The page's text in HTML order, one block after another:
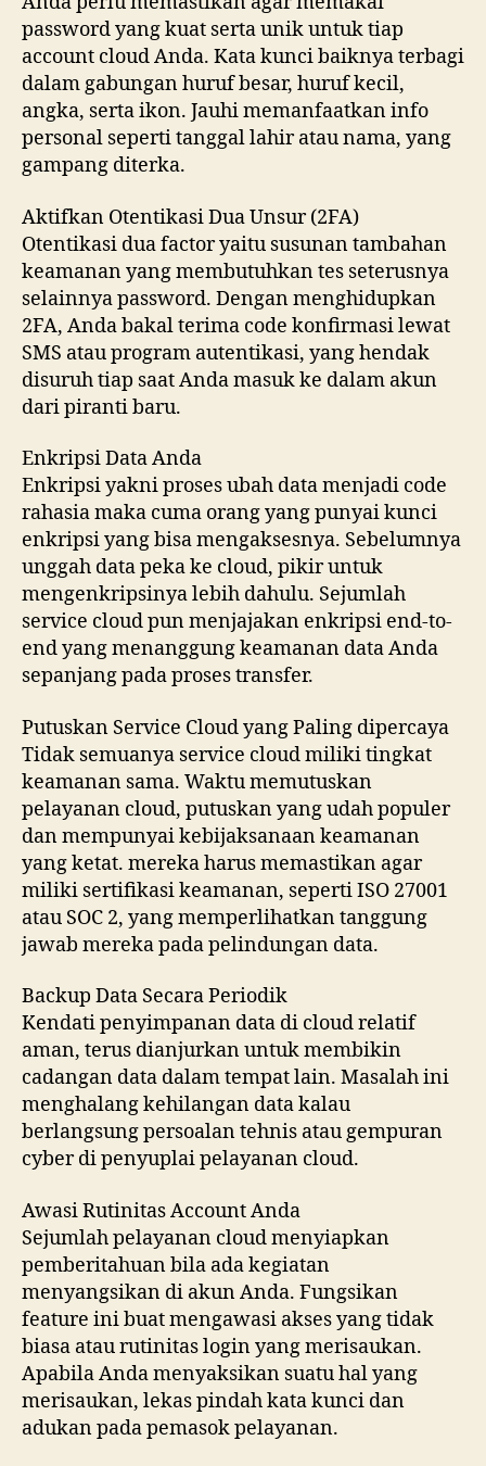
password yang kuat serta unik untuk tiap
account cloud Anda. Kata kunci baiknya terbagi
dalam gabungan huruf besar, huruf kecil,
angka, serta ikon. Jauhi memanfaatkan info
personal seperti tanggal lahir atau nama, yang
gampang diterka.
Aktifkan Otentikasi Dua Unsur (2FA)
Otentikasi dua factor yaitu susunan tambahan
keamanan yang membutuhkan tes seterusnya
selainnya password. Dengan menghidupkan
2FA, Anda bakal terima code konfirmasi lewat
SMS atau program autentikasi, yang hendak
disuruh tiap saat Anda masuk ke dalam akun
dari piranti baru.
Enkripsi Data Anda
Enkripsi yakni proses ubah data menjadi code
rahasia maka cuma orang yang punyai kunci
enkripsi yang bisa mengaksesnya. Sebelumnya
unggah data peka ke cloud, pikir untuk
mengenkripsinya lebih dahulu. Sejumlah
service cloud pun menjajakan enkripsi end-to-
end yang menanggung keamanan data Anda
sepanjang pada proses transfer.
Putuskan Service Cloud yang Paling dipercaya
Tidak semuanya service cloud miliki tingkat
keamanan sama. Waktu memutuskan
pelayanan cloud, putuskan yang udah populer
dan mempunyai kebijaksanaan keamanan
yang ketat. mereka harus memastikan agar
miliki sertifikasi keamanan, seperti ISO 27001
atau SOC 2, yang memperlihatkan tanggung
jawab mereka pada pelindungan data.
Backup Data Secara Periodik
Kendati penyimpanan data di cloud relatif
aman, terus dianjurkan untuk membikin
cadangan data dalam tempat lain. Masalah ini
menghalang kehilangan data kalau
berlangsung persoalan tehnis atau gempuran
cyber di penyuplai pelayanan cloud.
Awasi Rutinitas Account Anda
Sejumlah pelayanan cloud menyiapkan
pemberitahuan bila ada kegiatan
menyangsikan di akun Anda. Fungsikan
feature ini buat mengawasi akses yang tidak
biasa atau rutinitas login yang merisaukan.
Apabila Anda menyaksikan suatu hal yang
merisaukan, lekas pindah kata kunci dan
adukan pada pemasok pelayanan.